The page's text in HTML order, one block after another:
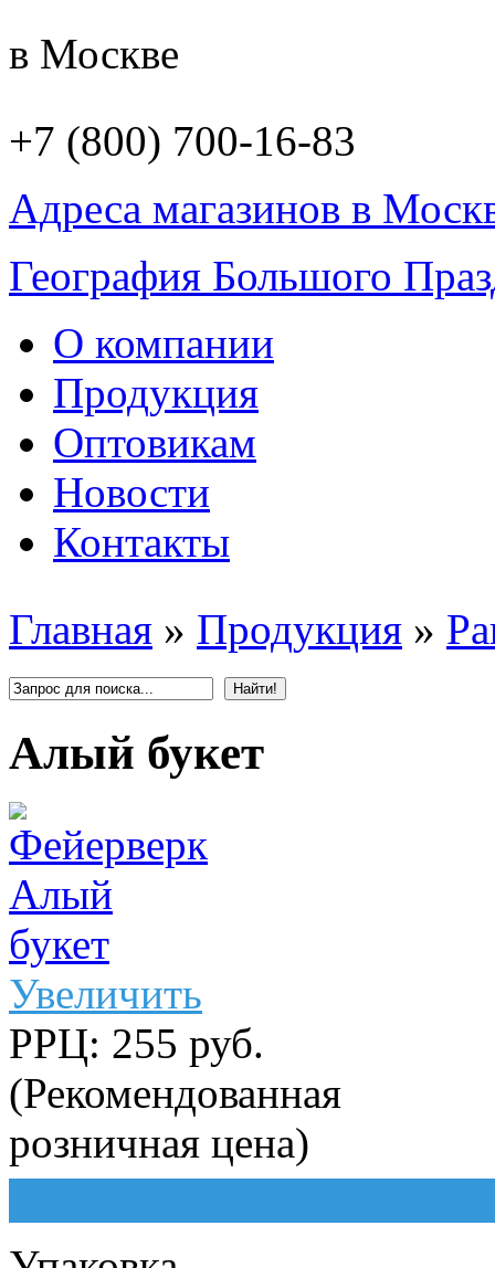
в Москве
+7 (800) 700-16-83
Адреса магазинов в
География Большого
О компании
Продукция
Оптовикам
Новости
Контакты
Главная » Продукция »
Алый букет
Увеличить
РРЦ: 255 руб.
(Рекомендованная
розничная цена)